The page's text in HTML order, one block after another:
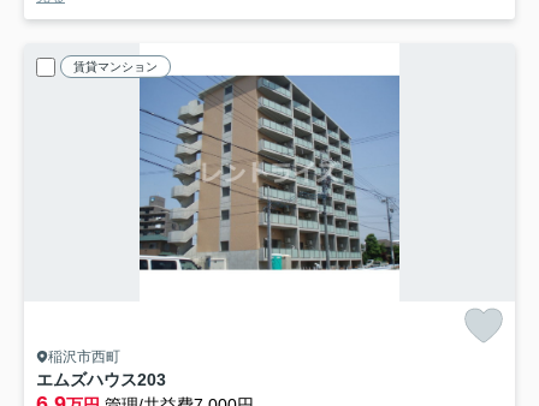
賃貸マンション
稲沢市西町
エムズハウス203